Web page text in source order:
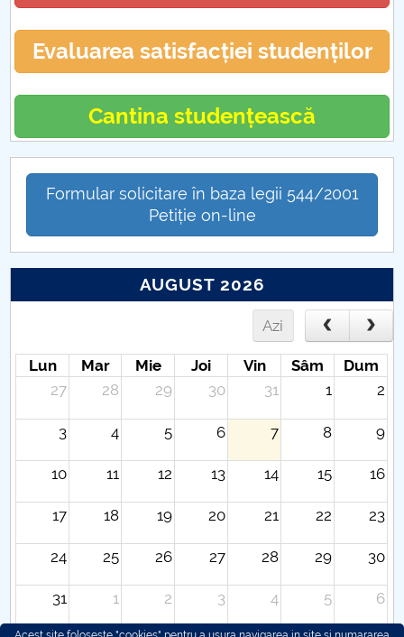
Evaluarea satisfacției studenților
Cantina studențească
Formular solicitare în baza legii 544/2001
Petiție on-line
AUGUST 2026
Azi
Lun Mar Mie Joi Vin Sâm
Dum
27
28 29 30 31 1 2
3 4 5 6 7 8 9
10 11 12 13 14 15 16
17 18 19 20 21 22 23
24 25 26 27 28 29 30
31 1 2 3 4 5 6